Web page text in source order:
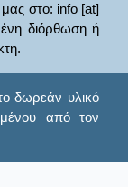
στο: info [at]
διόρθωση ή
δωρεάν υλικό
από τον